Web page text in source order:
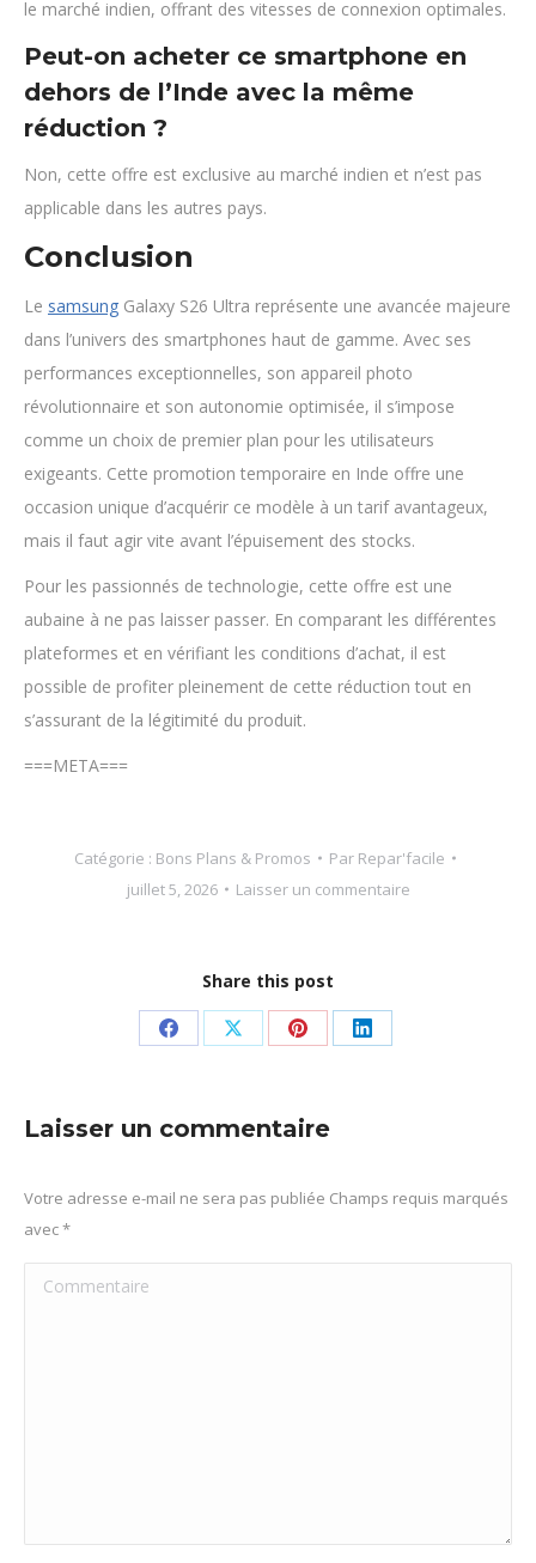
le marché indien, offrant des vitesses de connexion optimales.
Peut-on acheter ce smartphone en
dehors de l’Inde avec la même
réduction ?
Non, cette offre est exclusive au marché indien et n’est pas
applicable dans les autres pays.
Conclusion
Le samsung Galaxy S26 Ultra représente une avancée majeure
dans l’univers des smartphones haut de gamme. Avec ses
performances exceptionnelles, son appareil photo
révolutionnaire et son autonomie optimisée, il s’impose
comme un choix de premier plan pour les utilisateurs
exigeants. Cette promotion temporaire en Inde offre une
occasion unique d’acquérir ce modèle à un tarif avantageux,
mais il faut agir vite avant l’épuisement des stocks.
Pour les passionnés de technologie, cette offre est une
aubaine à ne pas laisser passer. En comparant les différentes
plateformes et en vérifiant les conditions d’achat, il est
possible de profiter pleinement de cette réduction tout en
s’assurant de la légitimité du produit.
===META===
Catégorie : Bons Plans & Promos Par Repar'facile
juillet 5, 2026
Laisser un commentaire
Share this post
PartagerPartagerPartager
Pinterest
Partager
Laisser un commentaire
Votre adresse e-mail ne sera pas publiée Champs requis marqués
avec*
Commentaire